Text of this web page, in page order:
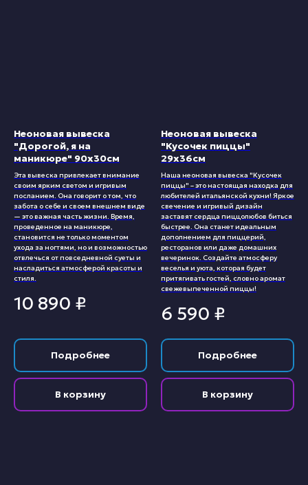
Неоновая вывеска
"Дорогой, я на
маникюре" 90х30см
Эта вывеска привлекает внимание
своим ярким светом и игривым
посланием. Она говорит о том, что
забота о себе и своем внешнем виде
— это важная часть жизни. Время,
проведенное на маникюре,
становится не только моментом
ухода за ногтями, но и возможностью
отвлечься от повседневной суеты и
насладиться атмосферой красоты и
стиля.
10 890 ₽
Подробнее
В корзину
Неоновая вывеска
"Кусочек пиццы"
29х36см
Наша неоновая вывеска "Кусочек
пиццы" – это настоящая находка для
любителей итальянской кухни! Яркое
свечение и игривый дизайн
заставят сердца пиццолюбов биться
быстрее. Она станет идеальным
дополнением для пиццерий,
ресторанов или даже домашних
вечеринок. Создайте атмосферу
веселья и уюта, которая будет
притягивать гостей, словно аромат
свежевыпеченной пиццы!
6 590 ₽
Подробнее
В корзину